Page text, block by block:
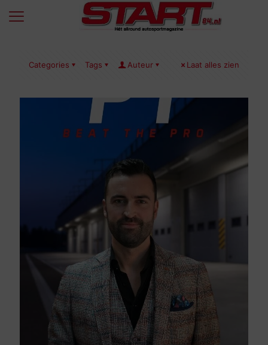
Categories Tags Auteur Laat alles zien